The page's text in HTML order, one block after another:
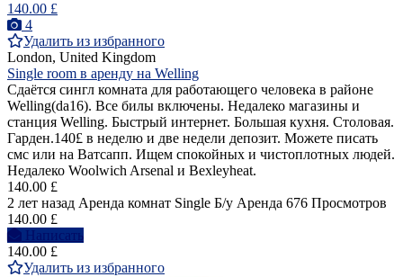
140.00 £
4
Удалить из избранного
London, United Kingdom
Single room в аренду на Welling
Сдаётся сингл комната для работающего человека в районе
Welling(da16). Все билы включены. Недалеко магазины и
станция Welling. Быстрый интернет. Большая кухня. Столовая.
Гарден.140£ в неделю и две недели депозит. Можете писать
смс или на Ватсапп. Ищем спокойных и чистоплотных людей.
Недалеко Woolwich Arsenal и Bexleyheat.
140.00 £
2 лет назад Аренда комнат Single Б/у Аренда 676 Просмотров
140.00 £
Написать
140.00 £
Удалить из избранного